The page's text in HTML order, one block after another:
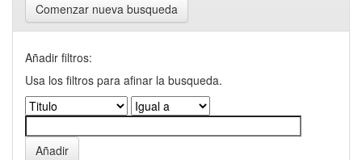
Comenzar nueva busqueda
Añadir filtros:
Usa los filtros para afinar la busqueda.